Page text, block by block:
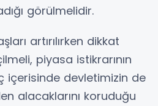
görülmelidir.
artırılırken dikkat
piyasa istikrarının
içerisinde devletimizin de
alacaklarını koruduğu